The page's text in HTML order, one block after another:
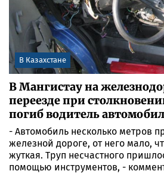
В Казахстане
В Мангистау на
переезде при
погиб водитель
- Автомобиль несколько метров
железной дороге, от него мало,
жуткая. Труп несчастного
помощью инструментов, -